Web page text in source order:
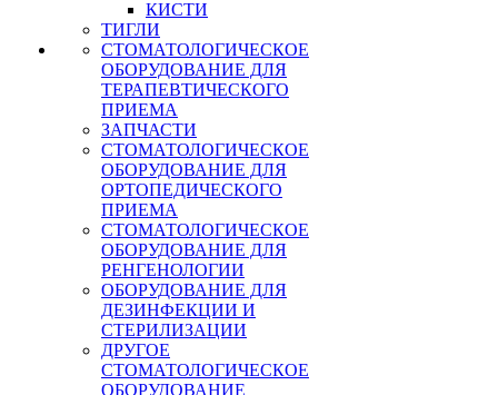
КИСТИ
ТИГЛИ
СТОМАТОЛОГИЧЕСКОЕ
ОБОРУДОВАНИЕ ДЛЯ
ТЕРАПЕВТИЧЕСКОГО
ПРИЕМА
ЗАПЧАСТИ
СТОМАТОЛОГИЧЕСКОЕ
ОБОРУДОВАНИЕ ДЛЯ
ОРТОПЕДИЧЕСКОГО
ПРИЕМА
СТОМАТОЛОГИЧЕСКОЕ
ОБОРУДОВАНИЕ ДЛЯ
РЕНГЕНОЛОГИИ
ОБОРУДОВАНИЕ ДЛЯ
ДЕЗИНФЕКЦИИ И
СТЕРИЛИЗАЦИИ
ДРУГОЕ
СТОМАТОЛОГИЧЕСКОЕ
ОБОРУДОВАНИЕ